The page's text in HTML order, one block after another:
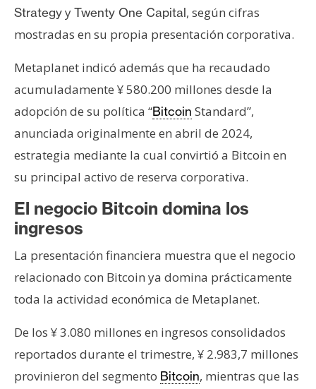
StrategyyTwenty One Capital, según cifras
mostradas en su propia presentación corporativa.
Metaplanet indicó además que ha recaudado
acumuladamente ¥ 580.200 millones desde la
adopción de su política “Bitcoin Standard”,
anunciada originalmente en abril de 2024,
estrategia mediante la cual convirtió a Bitcoin en
su principal activo de reserva corporativa.
El negocio Bitcoin domina los
ingresos
La presentación financiera muestra que el negocio
relacionado con Bitcoin ya domina prácticamente
toda la actividad económica de Metaplanet.
De los ¥ 3.080 millones en ingresos consolidados
reportados durante el trimestre, ¥ 2.983,7 millones
provinieron del segmento Bitcoin, mientras que las